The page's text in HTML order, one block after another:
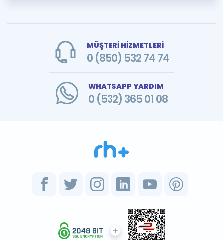
MÜŞTERİ HİZMETLERİ
0 (850) 532 74 74
WHATSAPP YARDIM
0 (532) 365 01 08